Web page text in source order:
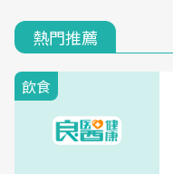
熱門推薦
飲食